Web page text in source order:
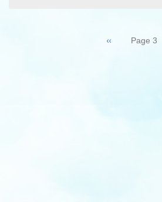
Page
précédente
‹‹ Page 3